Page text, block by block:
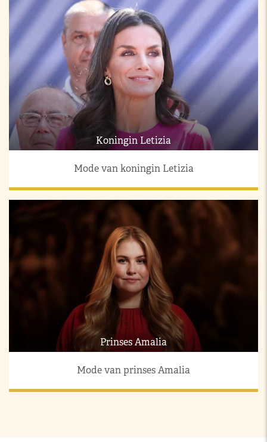
Koningin Letizia
Mode van koningin Letizia
Prinses Amalia
Mode van prinses Amalia